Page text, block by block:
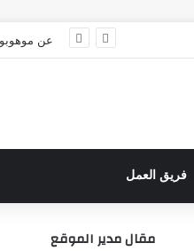
عن
فريق العمل
مقال مدير الموقع